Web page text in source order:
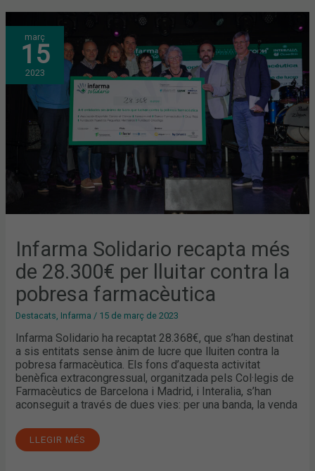
març
15
2023
Infarma Solidario recapta més
de 28.300€ per lluitar contra la
pobresa farmacèutica
Destacats Infarma / 15 de març de 2023
Infarma Solidario ha recaptat 28.368€, que s’han destinat
a sis entitats sense ànim de lucre que lluiten contra la
pobresa farmacèutica. Els fons d’aquesta activitat
benèfica extracongressual, organitzada pels Col·legis de
Farmacèutics de Barcelona i Madrid, i Interalia, s’han
aconseguit a través de dues vies: per una banda, la venda
INFARMA
SOLIDARIO
RECAPTA
MÉS
DE
28.300€
PER
LLUITAR
CONTRA
LA
POBRESA
FARMACÈUTICA
LLEGIR MÉS